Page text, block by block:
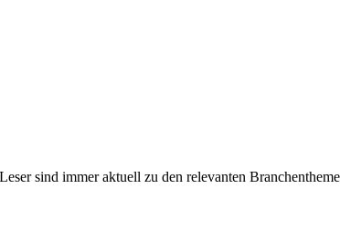
sind immer aktuell zu den relevanten